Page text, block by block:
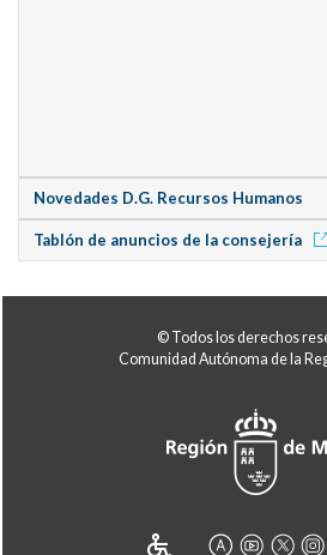
Novedades D.G. Recursos Humanos
Tablón de anuncios de la consejería
© Todos los derechos
Comunidad Autónoma de la